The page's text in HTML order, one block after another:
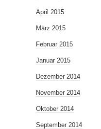
April 2015
März 2015
Februar 2015
Januar 2015
Dezember 2014
November 2014
Oktober 2014
September 2014